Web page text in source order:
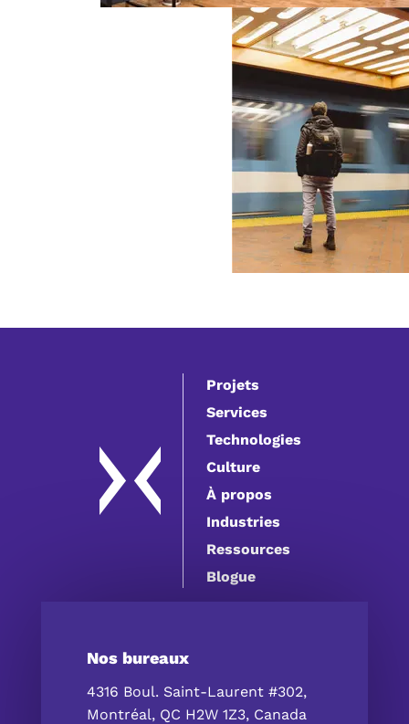
Projets
Services
Technologies
Culture
À propos
Industries
Ressources
Blogue
Nos bureaux
4316 Boul. Saint-Laurent #302,
Montréal, QC H2W 1Z3, Canada